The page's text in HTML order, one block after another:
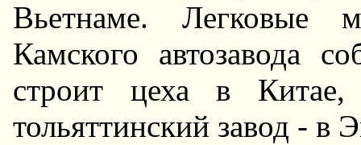
Вьетнаме. Легковые
Камского автозавода
строит цеха в
тольяттинский завод - в